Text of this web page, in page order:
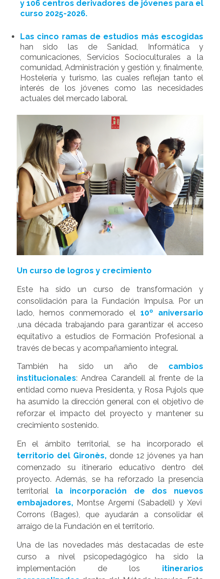
y 106 centros derivadores de jóvenes para el
curso 2025-2026.
Las cinco ramas de estudios más escogidas
han sido las de Sanidad, Informática y
comunicaciones, Servicios Socioculturales a la
comunidad, Administración y gestión y, finalmente,
Hostelería y turismo, las cuales reflejan tanto el
interés de los jóvenes como las necesidades
actuales del mercado laboral.
Un curso de logros y crecimiento
Este ha sido un curso de transformación y
consolidación para la Fundación Impulsa. Por un
lado, hemos conmemorado el10º aniversario
una década trabajando para garantizar el acceso
equitativo a estudios de Formación Profesional a
través de becas y acompañamiento integral.
También ha sido un año de cambios
institucionales:Andrea Carandell al frente de la
entidad como nueva Presidenta, y Rosa Pujols que
ha asumido la dirección general con el objetivo de
reforzar el impacto del proyecto y mantener su
crecimiento sostenido.
En el ámbito territorial, se ha incorporado el
territorio del Gironès, donde 12 jóvenes ya han
comenzado su itinerario educativo dentro del
proyecto. Además, se ha reforzado la presencia
territorial la incorporación de dos nuevos
embajadores, Montse Argemí (Sabadell) y Xevi
Corrons (Bages), que ayudarán a consolidar el
arraigo de la Fundación en el territorio.
Una de las novedades más destacadas de este
curso a nivel psicopedagógico ha sido la
implementación de los itinerarios